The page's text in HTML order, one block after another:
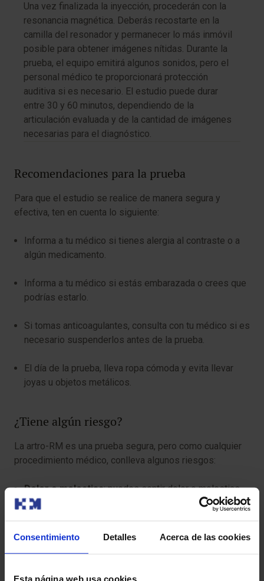
Consentimiento Detalles Acerca de las cookies
Esta página web usa cookies
Una vez finalizada la inyección, procederán con la
resonancia magnética. Deberás recostarte en la
camilla del resonador y permanecer lo más inmóvil
posible para obtener imágenes nítidas. Durante la
prueba, el equipo emitirá algunos sonidos, pero el
personal médico te proporcionará protección
auditiva si es necesario. El estudio puede durar
entre 30 y 60 minutos, dependiendo de la
articulación evaluada y de la cantidad de imágenes
necesarias para el diagnóstico.
Recomendaciones para la prueba
Para que el estudio se realice de manera segura y
efectiva, ten en cuenta lo siguiente:
Informa a tu médico si tienes alergia al contraste o a
algún medicamento.
Informa a tu médico si estás embarazada o crees que
podrías estarlo.
Si tomas anticoagulantes, consulta con tu médico si es
necesario suspenderlos antes de la prueba.
El día de la prueba, lleva ropa cómoda y evita llevar
joyas u objetos metálicos.
¿Tiene algún riesgo?
La artro-RM es una prueba segura, pero como cualquier
procedimiento médico, conlleva algunos riesgos:
Dolor o molestias: puedes sentir dolor o molestias
en la articulación después de la inyección. Estos
la articulación después de la inyección.